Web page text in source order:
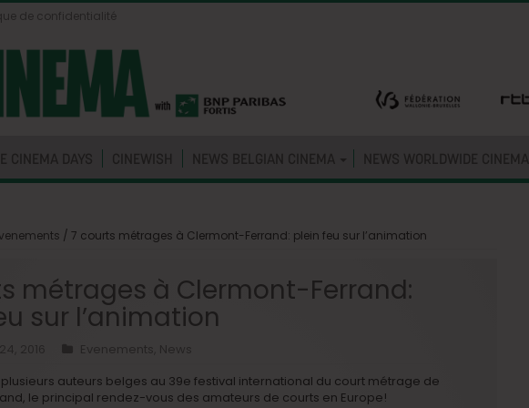
de confidentialité
CINEMA DAYS CINEWISH NEWS BELGIAN CINEMA NEWS WORLDWIDE CINEMA
/ 7 courts métrages à Clermont-Ferrand: plein feu sur l’animation
métrages à Clermont-Ferrand:
sur l’animation
Evenements
News
auteurs belges au 39e festival international du court métrage de
le principal rendez-vous des amateurs de courts en Europe!